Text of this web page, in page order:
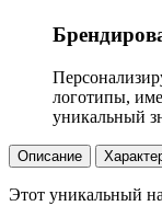
логотипы,
уникальный
Описание
Этот уникальный